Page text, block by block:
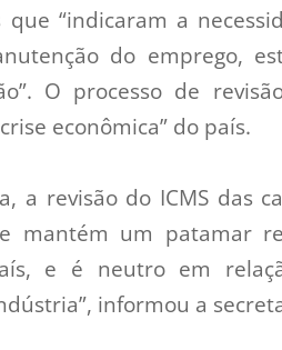
“indicaram a
do emprego,
O processo de
econômica” do país.
a revisão do ICMS das
mantém um patamar
e é neutro em
informou a